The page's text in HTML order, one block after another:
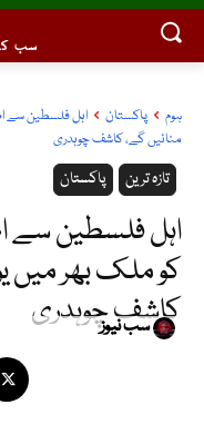
سب
ہوم پاکستان
اہل فلسطین سے
منائیں گے، کاشف چوہدری
پاکستان تازہ ترین
اہل فلسطین سے
کو ملک بھر میں
کاشف چوہدری
سب نیوز